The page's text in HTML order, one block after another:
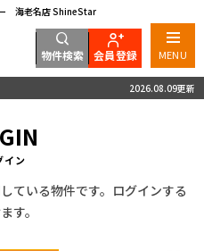
海老名店 ShineStar
物件検索 会員登録 MENU
2026.08.09更新
イン
ている物件です。ログインする
す。